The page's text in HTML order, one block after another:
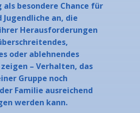
als besondere Chance für
Jugendliche an, die
Herausforderungen
oder ablehnendes
– Verhalten, das
Gruppe noch
Familie ausreichend
werden kann.